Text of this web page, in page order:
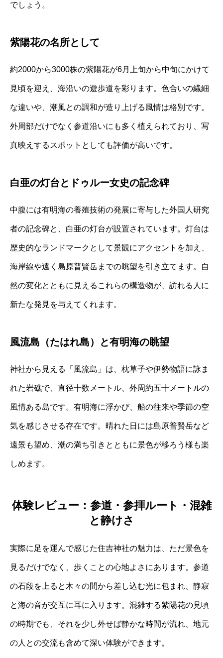
でしょう。
紫陽花の名所として
約2000から3000株の紫陽花が6月上旬から中旬にかけて
見頃を迎え、海沿いの遊歩道を彩ります。色合いの繊細
な違いや、潮風との調和が造り上げる風情は格別です。
外周部だけでなく参道沿いにも多く植えられており、写
真映えするスポットとしても評価が高いです。
白亜の灯台とドゥルー女史の記念碑
中腹には有明海の養殖技術の発展に寄与した外国人研究
者の記念碑と、白亜の灯台が設置されています。灯台は
歴史的なランドマークとして景観にアクセントを加え、
海岸線や遠く島原普賢岳までの眺望を引き立てます。自
然の変化とともに見えるこれらの構造物が、訪れる人に
新たな発見を与えてくれます。
風流島（たはれ島）と有明海の眺望
神社から見える「風流島」は、枕草子や伊勢物語に詠ま
れた岩礁で、直径十数メートル、外周約五十メートルの
風情ある島です。有明海に浮かび、船の往来や季節の空
気を感じさせる存在です。晴れた日には島原普賢岳など
遠景も望め、潮の満ち引きとともに景色が移ろう様も楽
しめます。
体験レビュー：参道・参拝ルート・混雑
と静けさ
実際に足を運んで感じた住吉神社の魅力は、ただ景色を
見るだけでなく、歩くことの心地よさにあります。参道
の石段を上ると木々の間から差し込む光に包まれ、静寂
と海の音が交互に耳に入ります。混雑する紫陽花の見頃
の時期でも、それを少し外せば静かな時間が流れ、地元
の人との交流も含めて深い体験ができます。